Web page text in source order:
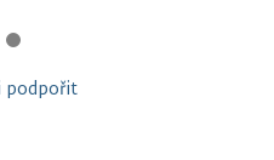
podpořit